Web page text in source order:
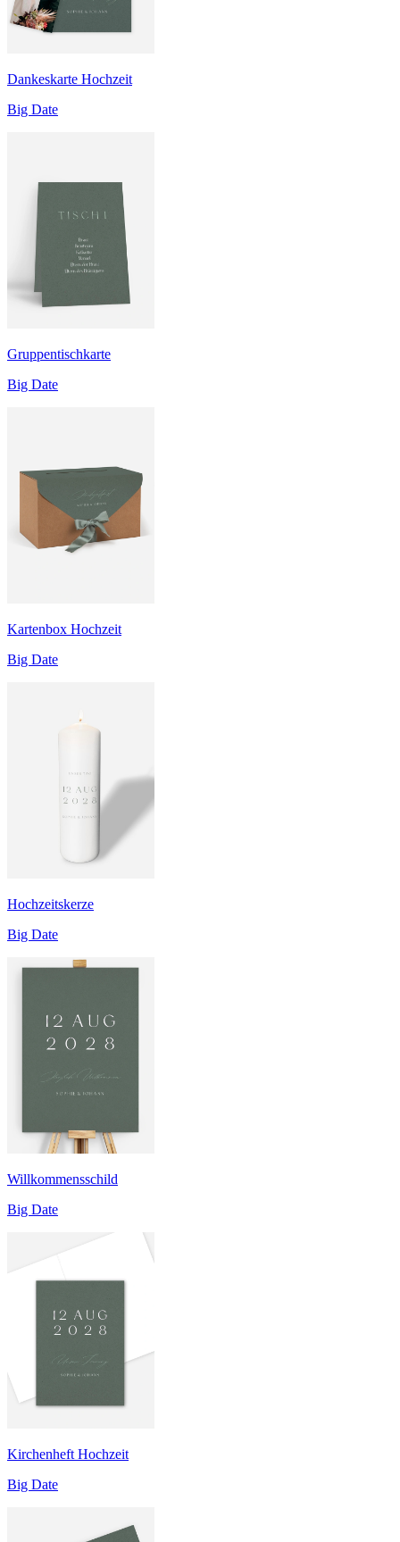
Dankeskarte Hochzeit
Big Date
Gruppentischkarte
Big Date
Kartenbox Hochzeit
Big Date
Hochzeitskerze
Big Date
Willkommensschild
Big Date
Kirchenheft Hochzeit
Big Date